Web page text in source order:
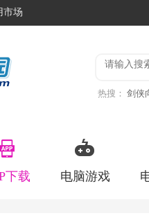
市场
热搜： 剑侠
下载 电脑游戏